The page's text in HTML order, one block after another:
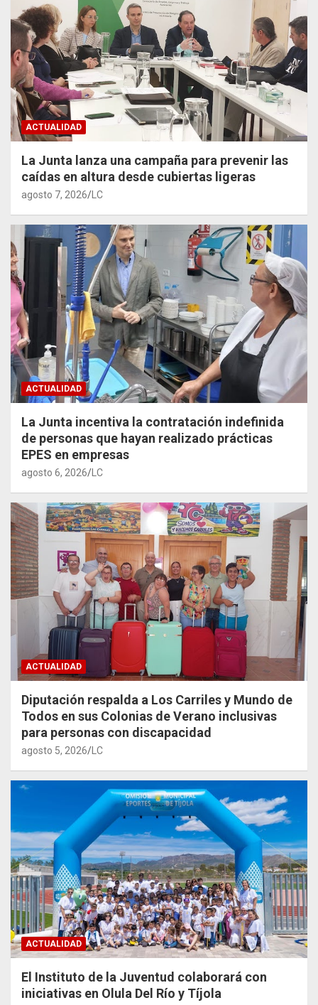
ACTUALIDAD
La Junta lanza una campaña para prevenir las
caídas en altura desde cubiertas ligeras
agosto 7, 2026 LC
ACTUALIDAD
La Junta incentiva la contratación indefinida
de personas que hayan realizado prácticas
EPES en empresas
agosto 6, 2026 LC
ACTUALIDAD
Diputación respalda a Los Carriles y Mundo de
Todos en sus Colonias de Verano inclusivas
para personas con discapacidad
agosto 5, 2026 LC
ACTUALIDAD
El Instituto de la Juventud colaborará con
iniciativas en Olula Del Río y Tíjola